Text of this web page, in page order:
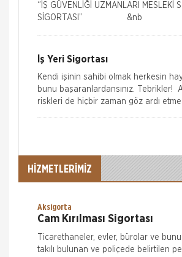
‘’İŞ GÜVENLİĞİ UZMANLARI MESLEKİ
SİGORTASI’’ &nb
İş Yeri Sigortası
Kendi işinin sahibi olmak herkesin
bunu başaranlardansınız. Tebrikler! Ancak olası
riskleri de hiçbir zaman göz ardı
HİZMETLERİMİZ
Hepiyi Sigorta
Tamamlayıcı Sağlık Sigortası
Tamamlayıcı Sağlık Sigortası Nedir? Tamamlayıcı
Sağlık Sigortası , SGK ile anlaşmalı
kuruluşlarında muayene, tetkik ve
Trafik Sigortası her araç için
Aksigorta
Cam Kırılması Sigortası
Ticarethaneler, evler, bürolar ve
takılı bulunan ve poliçede belirtilen